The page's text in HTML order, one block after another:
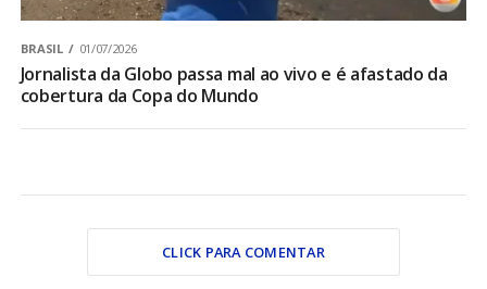
BRASIL 01/07/2026
Jornalista da Globo passa mal ao vivo e é afastado da
cobertura da Copa do Mundo
CLICK PARA COMENTAR